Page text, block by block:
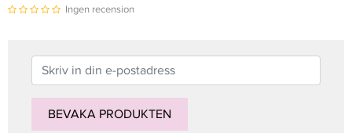
Ingen recension
BEVAKA PRODUKTEN